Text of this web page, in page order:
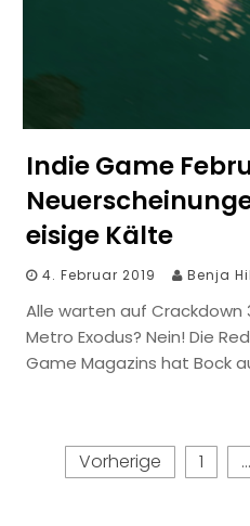
Indie Game
eisige Kälte
4. Februar 2019 Benja
Alle warten auf Crackdown
Metro Exodus? Nein! Die
Game Magazins hat Bock
Seitennummerierung
Vorherige 1 …